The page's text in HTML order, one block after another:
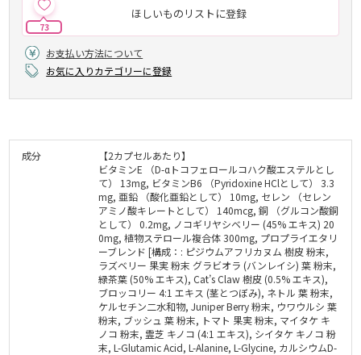
ほしいものリストに登録
73
お支払い方法について
お気に入りカテゴリーに登録
成分
【2カプセルあたり】
ビタミンE （D-αトコフェロールコハク酸エステルとし
て） 13mg, ビタミンB6 （Pyridoxine HClとして） 3.3
mg, 亜鉛 （酸化亜鉛として） 10mg, セレン （セレン
アミノ酸キレートとして） 140mcg, 銅 （グルコン酸銅
として） 0.2mg, ノコギリヤシベリー (45% エキス) 20
0mg, 植物ステロール複合体 300mg, プロプライエタリ
ーブレンド [構成：: ピジウムアフリカヌム 樹皮 粉末,
ラズベリー 果実 粉末 グラビオラ (バンレイシ) 葉 粉末,
緑茶葉 (50% エキス), Cat’s Claw 樹皮 (0.5% エキス),
ブロッコリー 4:1 エキス (茎とつぼみ), ネトル 葉 粉末,
ケルセチン二水和物, Juniper Berry 粉末, ウワウルシ 葉
粉末, ブッシュ 葉 粉末, トマト 果実 粉末, マイタケ キ
ノコ 粉末, 霊芝 キノコ (4:1 エキス), シイタケ キノコ 粉
末, L-Glutamic Acid, L-Alanine, L-Glycine, カルシウムD-